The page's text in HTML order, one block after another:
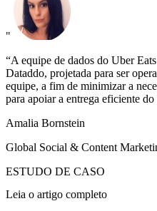
"
“A equipe de dados do Uber
Dataddo, projetada para ser
equipe, a fim de minimizar a
para apoiar a entrega eficiente
Amalia Bornstein
Global Social & Content
ESTUDO DE CASO
Leia o artigo completo